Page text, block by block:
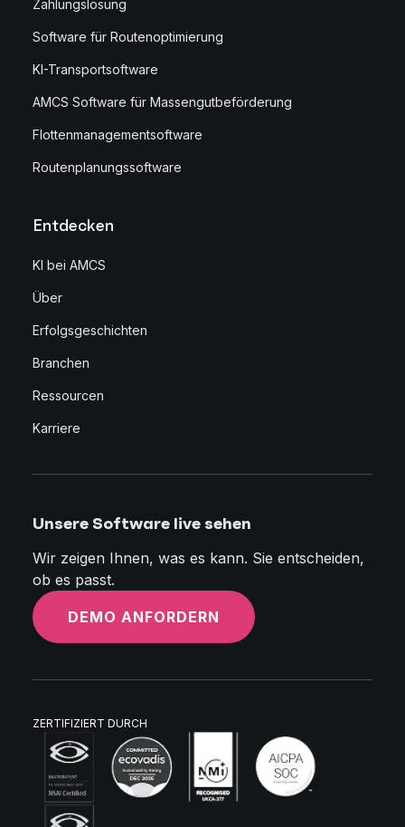
Zahlungslösung
Software für Routenoptimierung
KI-Transportsoftware
AMCS Software für Massengutbeförderung
Flottenmanagementsoftware
Routenplanungssoftware
Entdecken
KI bei AMCS
Über
Erfolgsgeschichten
Branchen
Ressourcen
Karriere
Unsere Software live sehen
Wir zeigen Ihnen, was es kann. Sie entscheiden,
ob es passt.
DEMO ANFORDERN
ZERTIFIZIERT DURCH